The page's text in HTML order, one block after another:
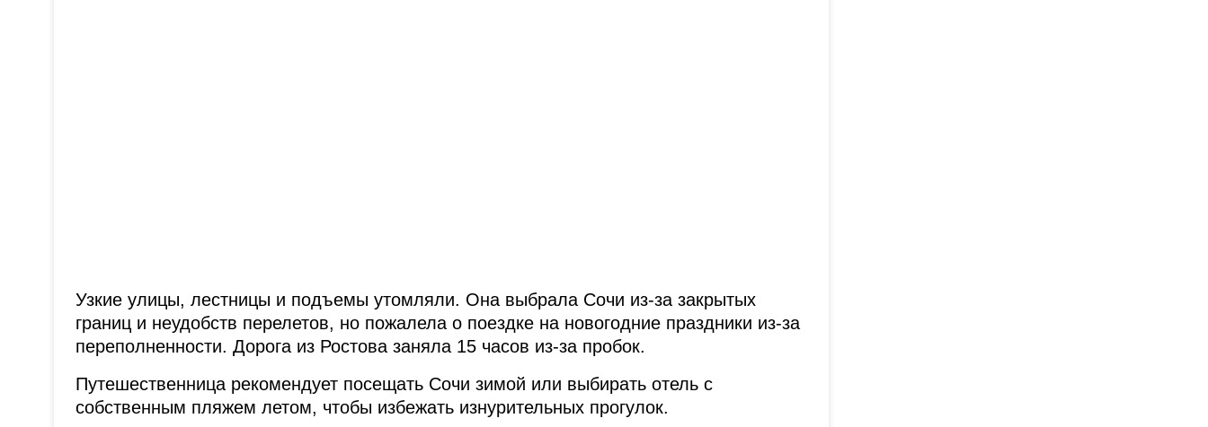
Узкие улицы, лестницы и подъемы утомляли. Она выбрала Сочи из-за закрытых
границ и неудобств перелетов, но пожалела о поездке на новогодние праздники из-за
переполненности. Дорога из Ростова заняла 15 часов из-за пробок.
Путешественница рекомендует посещать Сочи зимой или выбирать отель с
собственным пляжем летом, чтобы избежать изнурительных прогулок.